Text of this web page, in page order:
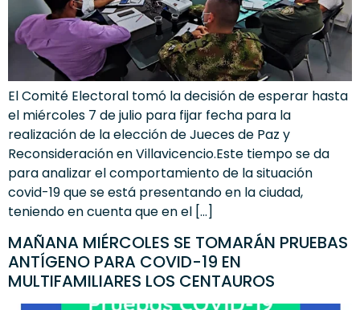
El Comité Electoral tomó la decisión de esperar hasta
el miércoles 7 de julio para fijar fecha para la
realización de la elección de Jueces de Paz y
Reconsideración en Villavicencio.Este tiempo se da
para analizar el comportamiento de la situación
covid-19 que se está presentando en la ciudad,
teniendo en cuenta que en el […]
MAÑANA MIÉRCOLES SE TOMARÁN PRUEBAS
ANTÍGENO PARA COVID-19 EN
MULTIFAMILIARES LOS CENTAUROS